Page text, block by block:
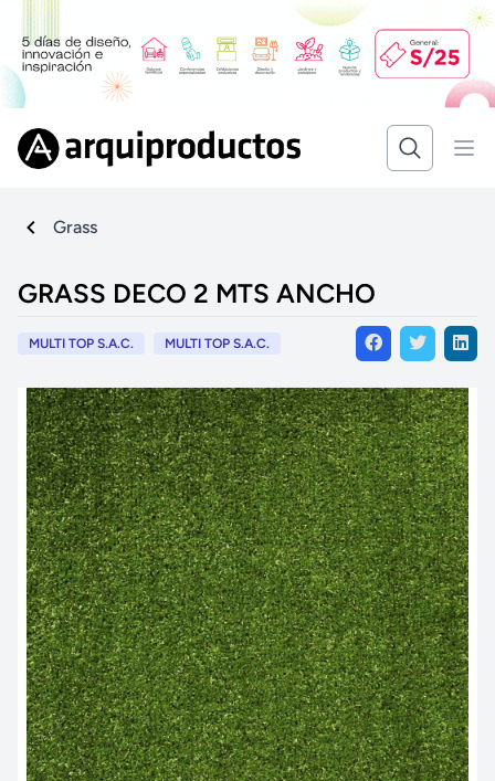
Grass
GRASS DECO 2 MTS ANCHO
MULTI TOP S.A.C. MULTI TOP S.A.C.